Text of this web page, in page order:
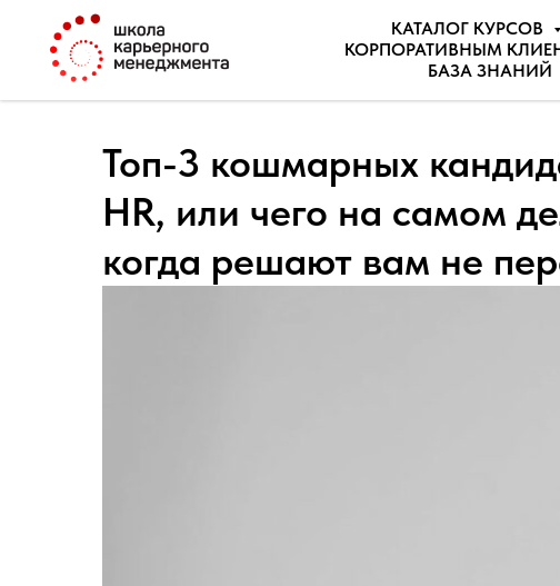
КАТАЛОГ КУРСОВ
КОРПОРАТИВНЫМ
БАЗА ЗНАНИЙ
Топ-3 кошмарных
HR, или чего на самом
когда решают вам не